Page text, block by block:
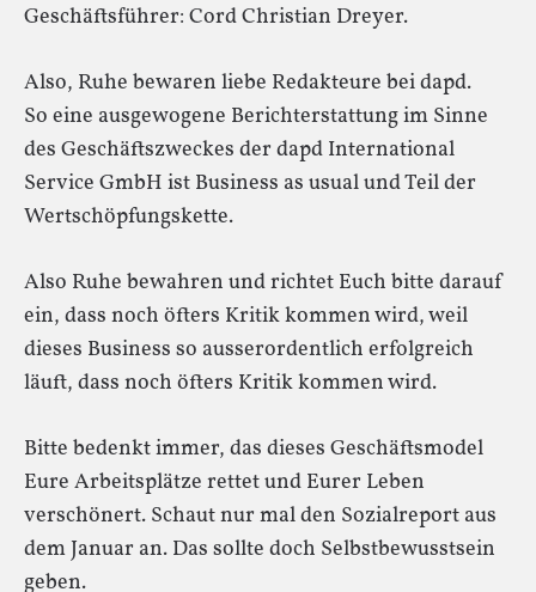
Geschäftsführer: Cord Christian Dreyer.
Also, Ruhe bewaren liebe Redakteure bei dapd.
So eine ausgewogene Berichterstattung im Sinne
des Geschäftszweckes der dapd International
Service GmbH ist Business as usual und Teil der
Wertschöpfungskette.
Also Ruhe bewahren und richtet Euch bitte darauf
ein, dass noch öfters Kritik kommen wird, weil
dieses Business so ausserordentlich erfolgreich
läuft, dass noch öfters Kritik kommen wird.
Bitte bedenkt immer, das dieses Geschäftsmodel
Eure Arbeitsplätze rettet und Eurer Leben
verschönert. Schaut nur mal den Sozialreport aus
dem Januar an. Das sollte doch Selbstbewusstsein
geben.